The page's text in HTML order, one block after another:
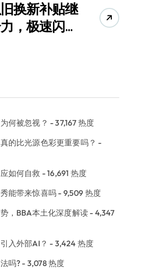
换新补贴继
，极速闪
何被忽视？ - 37,167 热度
的比光源色彩更重要吗？ -
如何自救 - 16,691 热度
能带来惊喜吗- 9,509 热度
，BBA本土化深度解读- 4,347
入外部AI？ - 3,424 热度
吗? - 3,078 热度